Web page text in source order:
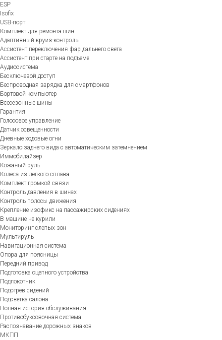
ESP
Isofix
USB-порт
Комплект для ремонта шин
Адаптивный круиз-контроль
Ассистент переключения фар дальнего света
Ассистент при старте на подъеме
Аудиосистема
Бесключевой доступ
Беспроводная зарядка для смартфонов
Бортовой компьютер
Всесезонные шины
Гарантия
Голосовое управление
Датчик освещенности
Дневные ходовые огни
Зеркало заднего вида с автоматическим затемнением
Иммобилайзер
Кожаный руль
Колеса из легкого сплава
Комплект громкой связи
Контроль давления в шинах
Контроль полосы движения
Крепление изофикс на пассажирских сидениях
В машине не курили
Мониторинг слепых зон
Мультируль
Навигационная система
Опора для поясницы
Передний привод
Подготовка сцепного устройства
Подлокотник
Подогрев сидений
Подсветка салона
Полная история обслуживания
Противобуксовочная система
Распознавание дорожных знаков
МКПП